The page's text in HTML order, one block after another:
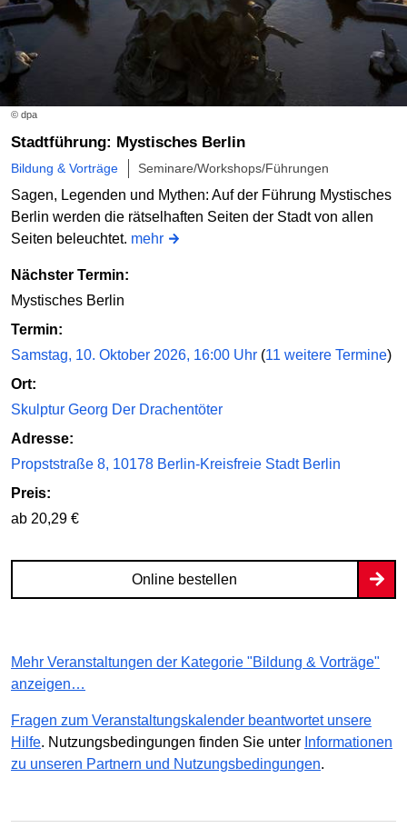
© dpa
Stadtführung: Mystisches Berlin
Bildung & Vorträge Seminare/Workshops/Führungen
Sagen, Legenden und Mythen: Auf der Führung Mystisches
Berlin werden die rätselhaften Seiten der Stadt von allen
Seiten beleuchtet. mehr
Nächster Termin:
Mystisches Berlin
Termin:
Samstag, 10. Oktober 2026, 16:00 Uhr (11 weitere Termine)
Ort:
Skulptur Georg Der Drachentöter
Adresse:
Propststraße 8, 10178 Berlin-Kreisfreie Stadt Berlin
Preis:
ab 20,29 €
Online bestellen
Mehr Veranstaltungen der Kategorie "Bildung & Vorträge"
anzeigen…
Fragen zum Veranstaltungskalender beantwortet unsere
Hilfe. Nutzungsbedingungen finden Sie unter Informationen
zu unseren Partnern und Nutzungsbedingungen.